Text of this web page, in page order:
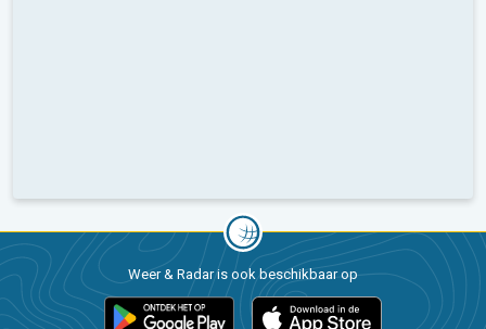
Weer & Radar is ook beschikbaar op